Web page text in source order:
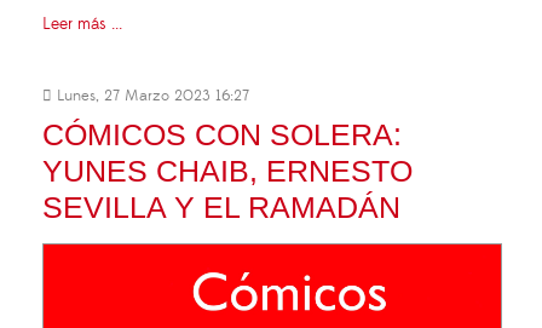
Leer más ...
Lunes, 27 Marzo 2023 16:27
CÓMICOS CON SOLERA:
YUNES CHAIB, ERNESTO
SEVILLA Y EL RAMADÁN